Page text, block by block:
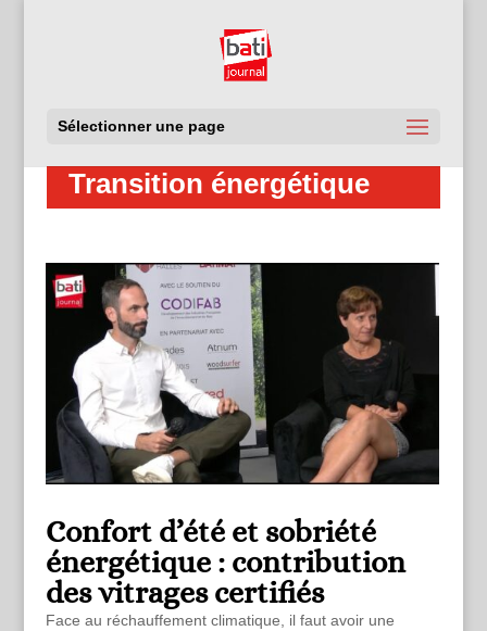
Sélectionner une page
Transition énergétique
Confort d’été et sobriété
énergétique : contribution
des vitrages certifiés
Face au réchauffement climatique, il faut avoir une